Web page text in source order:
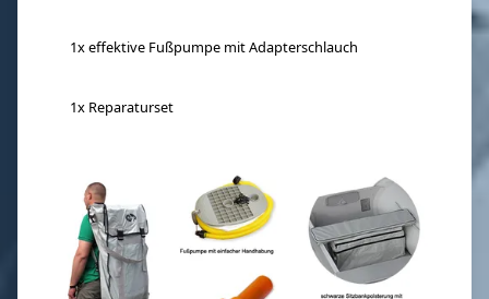
1x effektive Fußpumpe mit Adapterschlauch
1x Reparaturset